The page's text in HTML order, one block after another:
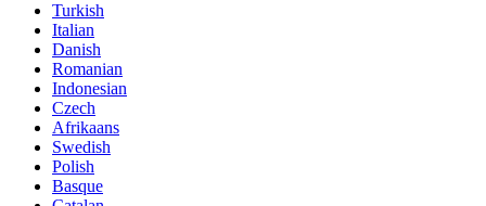
Turkish
Italian
Danish
Romanian
Indonesian
Czech
Afrikaans
Swedish
Polish
Basque